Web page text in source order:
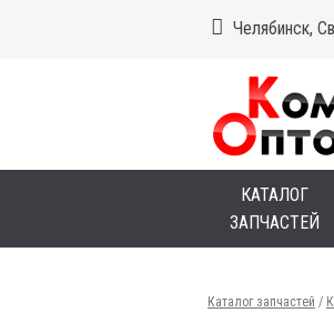
Челябинск,
КАТАЛОГ
ЗАПЧАСТЕЙ
Каталог запчастей /